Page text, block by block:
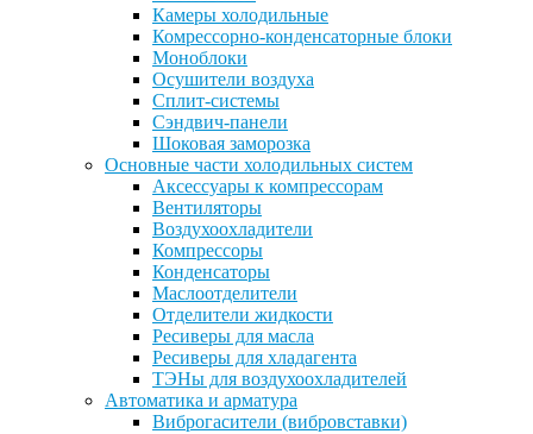
Камеры холодильные
Комрессорно-конденсаторные блоки
Моноблоки
Осушители воздуха
Сплит-системы
Сэндвич-панели
Шоковая заморозка
Основные части холодильных систем
Аксессуары к компрессорам
Вентиляторы
Воздухоохладители
Компрессоры
Конденсаторы
Маслоотделители
Отделители жидкости
Ресиверы для масла
Ресиверы для хладагента
ТЭНы для воздухоохладителей
Автоматика и арматура
Виброгасители (вибровставки)